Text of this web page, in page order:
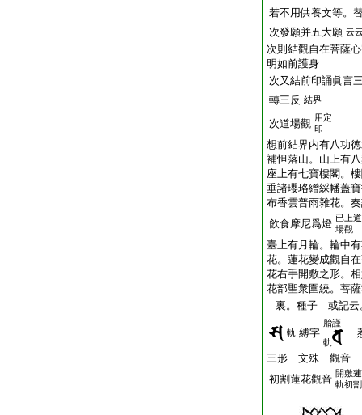
若不用供養文等。
次發願并五大願 云
次則結觀自在菩薩
明如前護身
次又結前印誦眞言
轉三反 結界
次道場觀 用定
印
想前結界内有八功
補怛落山。山上有
座上有七寶樓閣。
垂諸瓔珞繒綵幡蓋
布香雲普雨雜花。
飮食摩尼爲燈 已上道
場觀
臺上有月輪。輪中
花。蓮花變成觀自
花右手開敷之形。
花部聖衆圍繞。菩
裏。種子 或記云
軌 縛字
胎謹
軌
三形 文殊 觀音
初割蓮花觀音 開敷
軌初